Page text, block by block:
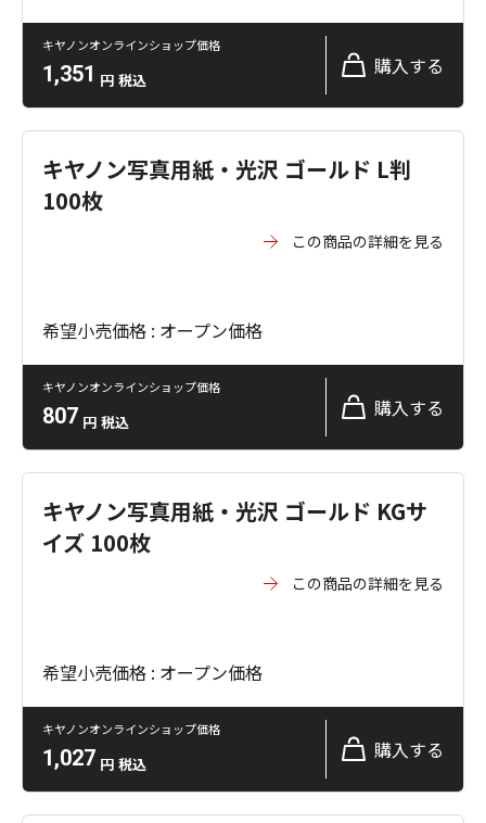
キヤノンオンラインショップ価格
1,351 円 税込
購入する
キヤノン写真用紙・光沢 ゴールド L判
100枚
この商品の詳細を見る
希望小売価格 : オープン価格
キヤノンオンラインショップ価格
807 円 税込
購入する
キヤノン写真用紙・光沢 ゴールド KGサ
イズ 100枚
この商品の詳細を見る
希望小売価格 : オープン価格
キヤノンオンラインショップ価格
1,027 円 税込
購入する